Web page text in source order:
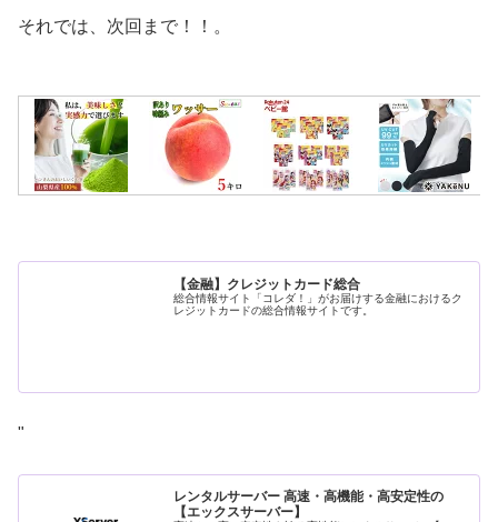
それでは、次回まで！！。
【金融】クレジットカード総合
総合情報サイト「コレダ！」がお届けする金融におけるク
レジットカードの総合情報サイトです。
"
レンタルサーバー 高速・高機能・高安定性の
【エックスサーバー】